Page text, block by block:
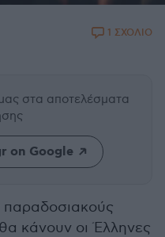
1 ΣΧΟΛΙΟ
στα αποτελέσματα
on Google
παραδοσιακούς
θα κάνουν οι Έλληνες